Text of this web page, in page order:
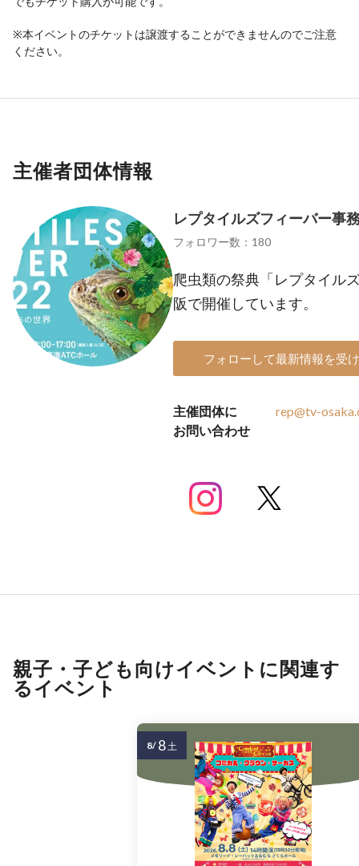
※本イベントのチケットは譲渡することができませんのでご注意
ください。
主催者団体情報
レプタイルズフィーバー事
フォロワー数：180
爬虫類の祭典「レプタイル
阪で開催しています。
フォローして最新情報を受
主催団体に
お問い合わせ
rep@tv-
親子・子ども向けイベントに関連す
るイベント
8/ 8土